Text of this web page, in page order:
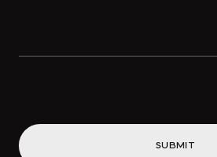
привлекут «длинные
SUBMIT